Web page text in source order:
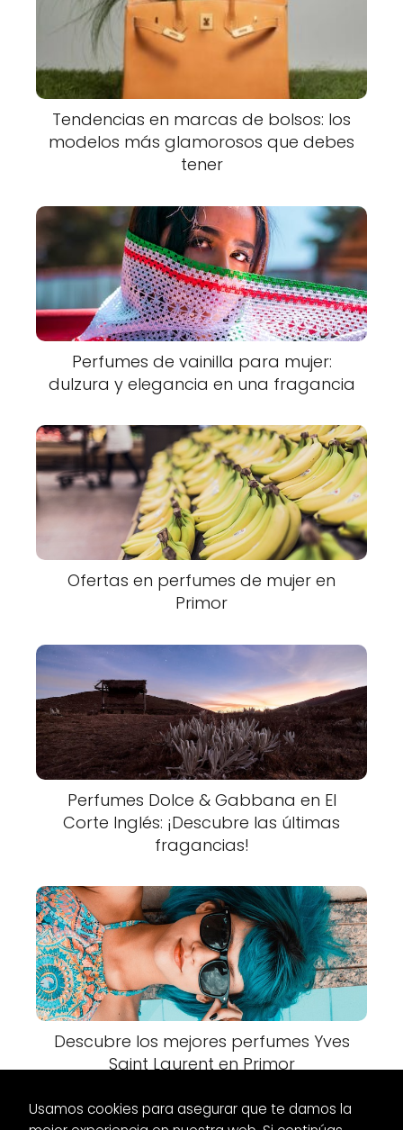
Tendencias en marcas de bolsos: los
modelos más glamorosos que debes
tener
Perfumes de vainilla para mujer:
dulzura y elegancia en una fragancia
Ofertas en perfumes de mujer en
Primor
Perfumes Dolce & Gabbana en El
Corte Inglés: ¡Descubre las últimas
fragancias!
Descubre los mejores perfumes Yves
Saint Laurent en Primor
Usamos cookies para asegurar que te damos la